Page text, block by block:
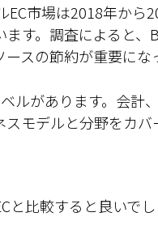
市場は2018年から
す。調査によると
スの節約が重要にな
があります。会計
モデルと分野をカバ
比較すると良いでし